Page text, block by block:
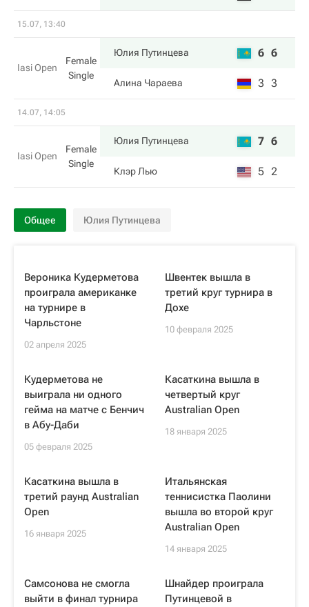
15.07, 13:40
Iasi Open
Female
Single
Юлия Путинцева 6 6
Алина Чараева 3 3
14.07, 14:05
Iasi Open
Female
Single
Юлия Путинцева 7 6
Клэр Лью 5 2
Общее Юлия Путинцева
Вероника Кудерметова
проиграла американке
на турнире в
Чарльстоне
02 апреля 2025
Швентек вышла в
третий круг турнира в
Дохе
10 февраля 2025
Кудерметова не
выиграла ни одного
гейма на матче с Бенчич
в Абу-Даби
05 февраля 2025
Касаткина вышла в
четвертый круг
Australian Open
18 января 2025
Касаткина вышла в
третий раунд Australian
Open
16 января 2025
Итальянская
теннисистка Паолини
вышла во второй круг
Australian Open
14 января 2025
Самсонова не смогла
выйти в финал турнира
Шнайдер проиграла
Путинцевой в